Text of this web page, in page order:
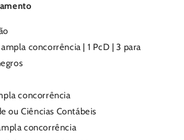
ampla concorrência | 1 PcD | 3 para
concorrência
ou Ciências Contábeis
concorrência